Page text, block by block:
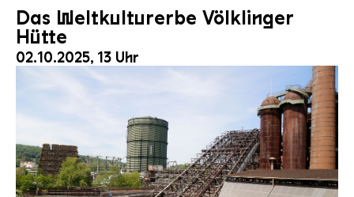
Das Weltkulturerbe Völklinger
Hütte
02.10.2025, 13 Uhr